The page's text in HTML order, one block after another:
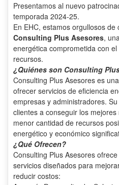
Presentamos al nuevo
temporada 2024-25.
En EHC, estamos orgullosos
Consulting Plus Asesores,
energética comprometida con
recursos.
¿Quiénes son Consulting
Consulting Plus Asesores es
ofrecer servicios de eficiencia
empresas y administradores.
clientes a conseguir los
menor cantidad de recursos
energético y económico
¿Qué Ofrecen?
Consulting Plus Asesores
servicios diseñados para
reducir costos: